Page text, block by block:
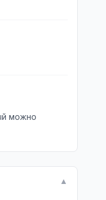
можно
▼